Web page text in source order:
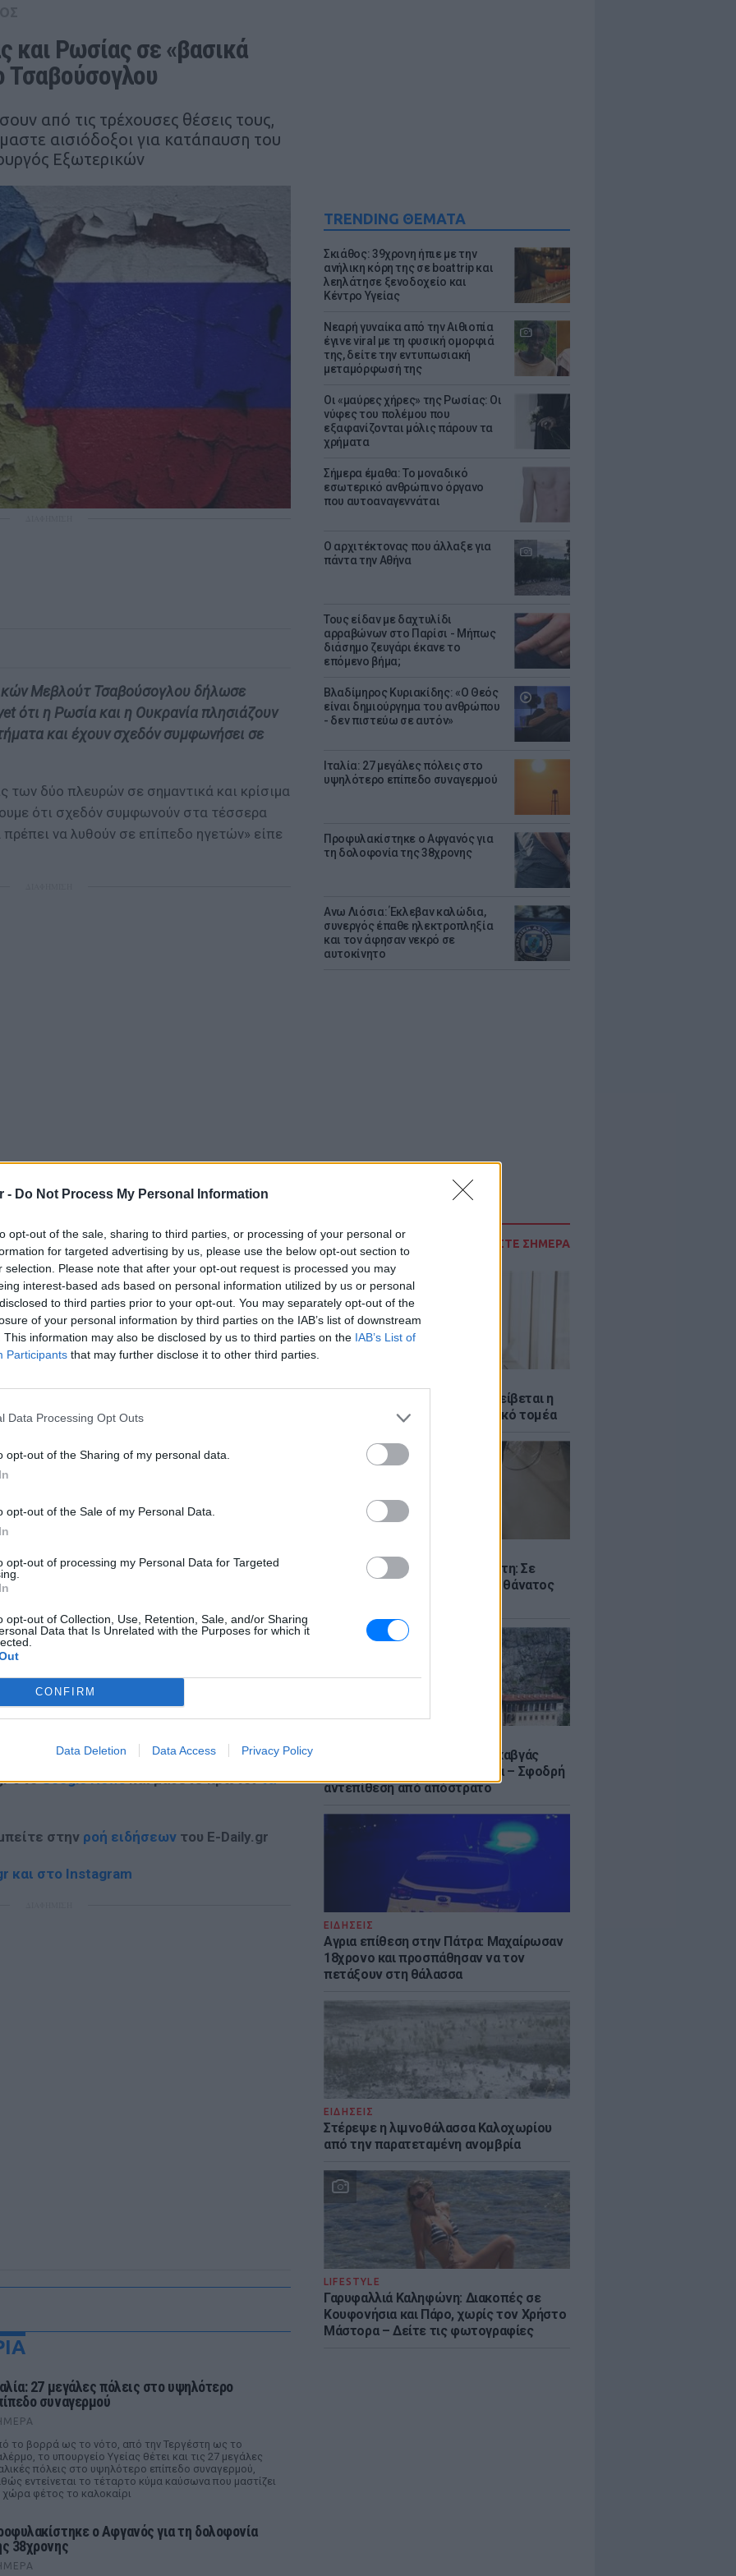
- Do Not Process My Personal Information
opt-out of the sale, sharing to third parties, or processing of your personal or
for targeted advertising by us, please use the below opt-out section to
selection. Please note that after your opt-out request is processed you may
interest-based ads based on personal information utilized by us or personal
to third parties prior to your opt-out. You may separately opt-out of the
of your personal information by third parties on the IAB’s list of downstream
This information may also be disclosed by us to third parties on the IAB’s List of
Participants that may further disclose it to other third parties.
Data Processing Opt Outs
opt-out of the Sharing of my personal data.
opt-out of the Sale of my Personal Data.
opt-out of processing my Personal Data for Targeted
opt-out of Collection, Use, Retention, Sale, and/or Sharing
Data that Is Unrelated with the Purposes for which it
CONFIRM
Data Deletion Data Access Privacy Policy
TRENDING ΘΕΜΑΤΑ
Σκιάθος: 39χρονη ήπιε με την
ανήλικη κόρη της σε boat trip και
λεηλάτησε ξενοδοχείο και
Κέντρο Υγείας
Νεαρή γυναίκα από την Αιθιοπία
έγινε viral με τη φυσική ομορφιά
της, δείτε την εντυπωσιακή
μεταμόρφωσή της
Οι «μαύρες χήρες» της Ρωσίας: Οι
νύφες του πολέμου που
εξαφανίζονται μόλις πάρουν τα
χρήματα
Σήμερα έμαθα: Το μοναδικό
εσωτερικό ανθρώπινο όργανο
που αυτοαναγεννάται
Ο αρχιτέκτονας που άλλαξε για
πάντα την Αθήνα
Τους είδαν με δαχτυλίδι
αρραβώνων στο Παρίσι - Μήπως
διάσημο ζευγάρι έκανε το
επόμενο βήμα;
Βλαδίμηρος Κυριακίδης: «Ο Θεός
είναι δημιούργημα του ανθρώπου
- δεν πιστεύω σε αυτόν»
Ιταλία: 27 μεγάλες πόλεις στο
υψηλότερο επίπεδο συναγερμού
Προφυλακίστηκε ο Αφγανός για
τη δολοφονία της 38χρονης
Ανω Λιόσια: Έκλεβαν καλώδια,
συνεργός έπαθε ηλεκτροπληξία
και τον άφησαν νεκρό σε
αυτοκίνητο
ΔΙΑΒΑΣΤΕ ΣΗΜΕΡΑ
Δεκαπενταύγουστος: Πώς αμείβεται η
εργασία την αργία στον ιδιωτικό τομέα
Μυστράς -πτώμα σε καταψύκτη: Σε
παθολογικά αίτια οφείλεται ο θάνατος
Παναγία Σουμελά: Τουρκικός καβγάς
μετά τη σύγκριση με τη Μέκκα – Σφοδρή
αντεπίθεση από απόστρατο
ΕΙΔΗΣΕΙΣ
Αγρια επίθεση στην Πάτρα: Μαχαίρωσαν
18χρονο και προσπάθησαν να τον
πετάξουν στη θάλασσα
ΕΙΔΗΣΕΙΣ
Στέρεψε η λιμνοθάλασσα Καλοχωρίου
από την παρατεταμένη ανομβρία
LIFESTYLE
Γαρυφαλλιά Καληφώνη: Διακοπές σε
Κουφονήσια και Πάρο, χωρίς τον Χρήστο
Μάστορα – Δείτε τις φωτογραφίες
και Ρωσίας σε «βασικά
Τσαβούσογλου
από τις τρέχουσες θέσεις τους,
αισιόδοξοι για κατάπαυση του
Εξωτερικών
Μεβλούτ Τσαβούσογλου δήλωσε
ότι η Ρωσία και η Ουκρανία πλησιάζουν
και έχουν σχεδόν συμφωνήσει σε
των δύο πλευρών σε σημαντικά και κρίσιμα
ότι σχεδόν συμφωνούν στα τέσσερα
να λυθούν σε επίπεδο ηγετών» είπε
ελπίζει να κηρυχθεί κατάπαυση του
από την πρόοδο που έχουν
τις τρέχουσες θέσεις τους, μπορούμε
για κατάπαυση του πυρός. Υπάρχουν
Αυτό είναι πλέον γνωστό» σημείωσε.
και Ζελένσκι, ο Τσαβούσογλου είπε:
συμφωνία, σίγουρα θα συναντηθούν. Δεν
δεν έχουν αρνητική στάση».
ΔΙΑΦΗΜΙΣΗ
στοGoogle Newsκαι μάθετε πρώτοιτα
στην ροή ειδήσεων του E-Daily.gr
και στο Instagram
27 μεγάλες πόλεις στο υψηλότερο
συναγερμού
το βορρά ως το νότο, από την Τεργέστη ως το
το υπουργείο Υγείας θέτει και τις 27 μεγάλες
πόλεις στο υψηλότερο επίπεδο συναγερμού,
εντείνεται το τέταρτο κύμα καύσωνα που μαστίζει
χώρα φέτος το καλοκαίρι
ο Αφγανός για τη δολοφονία
38χρονης